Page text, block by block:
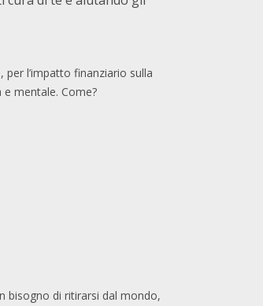
l’impatto finanziario sulla
mentale. Come?
bisogno di ritirarsi dal mondo,